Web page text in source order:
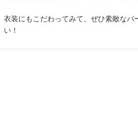
衣装にもこだわってみて、ぜひ素敵なパ
い！